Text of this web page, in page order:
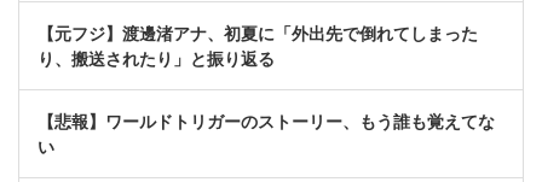
【元フジ】渡邊渚アナ、初夏に「外出先で倒れてしまった
り、搬送されたり」と振り返る
【悲報】ワールドトリガーのストーリー、もう誰も覚えてな
い